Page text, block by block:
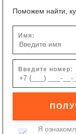
Поможем найти,
Имя:
Введите номер:
Я